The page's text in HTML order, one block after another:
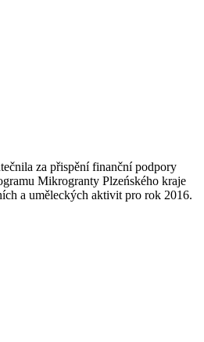
za přispění finanční podpory
Mikrogranty Plzeńského kraje
a uměleckých aktivit pro rok 2016.